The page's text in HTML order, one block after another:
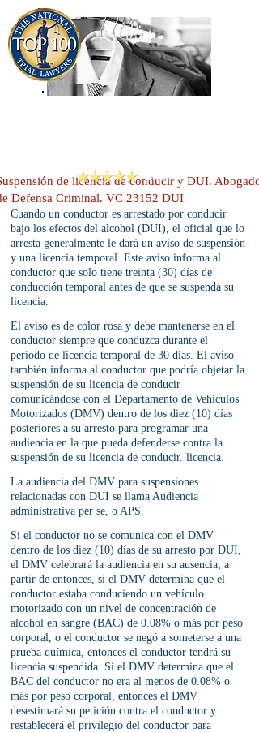
Reviews
de licencia de conducir y DUI. Abogado
Defensa Criminal. VC 23152 DUI
Cuando un conductor es arrestado por conducir
bajo los efectos del alcohol (DUI), el oficial que lo
arresta generalmente le dará un aviso de suspensión
y una licencia temporal. Este aviso informa al
conductor que solo tiene treinta (30) días de
conducción temporal antes de que se suspenda su
licencia.
El aviso es de color rosa y debe mantenerse en el
conductor siempre que conduzca durante el
período de licencia temporal de 30 días. El aviso
también informa al conductor que podría objetar la
suspensión de su licencia de conducir
comunicándose con el Departamento de Vehículos
Motorizados (DMV) dentro de los diez (10) días
posteriores a su arresto para programar una
audiencia en la que pueda defenderse contra la
suspensión de su licencia de conducir. licencia.
La audiencia del DMV para suspensiones
relacionadas con DUI se llama Audiencia
administrativa per se, o APS.
Si el conductor no se comunica con el DMV
dentro de los diez (10) días de su arresto por DUI,
el DMV celebrará la audiencia en su ausencia; a
partir de entonces, si el DMV determina que el
conductor estaba conduciendo un vehículo
motorizado con un nivel de concentración de
alcohol en sangre (BAC) de 0.08% o más por peso
corporal, o el conductor se negó a someterse a una
prueba química, entonces el conductor tendrá su
licencia suspendida. Si el DMV determina que el
BAC del conductor no era al menos de 0.08% o
más por peso corporal, entonces el DMV
desestimará su petición contra el conductor y
restablecerá el privilegio del conductor para